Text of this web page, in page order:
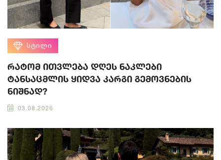
ᲡᲢᲘᲚᲘ
რატომ ითვლება დღეს ნაკლები
ტანსაცმლის ყიდვა კარგი გემოვნების
ნიშნად?
03.08.2026